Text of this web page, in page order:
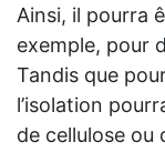
Ainsi, il pourra
exemple, pour
Tandis que
l’isolation
de cellulose ou